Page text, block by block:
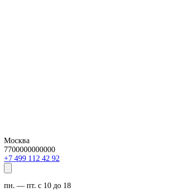
Москва
7700000000000
29 24 211 994 7+
пн. — пт. с 10 до 18